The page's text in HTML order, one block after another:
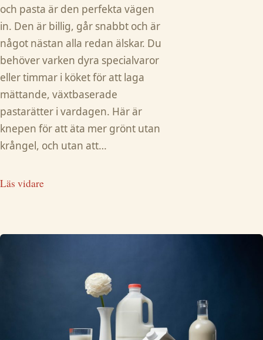
och pasta är den perfekta vägen
in. Den är billig, går snabbt och är
något nästan alla redan älskar. Du
behöver varken dyra specialvaror
eller timmar i köket för att laga
mättande, växtbaserade
pastarätter i vardagen. Här är
knepen för att äta mer grönt utan
krångel, och utan att…
Läs vidare